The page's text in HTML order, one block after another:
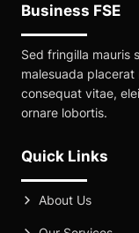
Business FSE
Sed fringilla mauris
malesuada placerat
consequat vitae,
ornare lobortis.
Quick Links
About Us